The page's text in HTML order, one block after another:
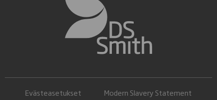
Evästeasetukset
Modern Slavery Statement